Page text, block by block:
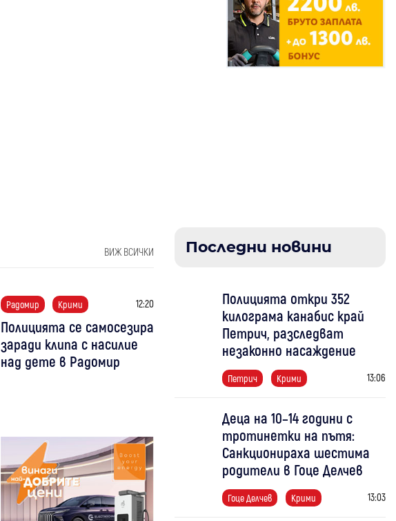
ВИЖ ВСИЧКИ
Радомир Крими 12:20
Полицията се самосезира
заради клипа с насилие
над дете в Радомир
Последни новини
Полицията откри 352
килограма канабис край
Петрич, разследват
незаконно насаждение
Петрич Крими 13:06
Деца на 10–14 години с
тротинетки на пътя:
Санкционираха шестима
родители в Гоце Делчев
Гоце Делчев Крими 13:03